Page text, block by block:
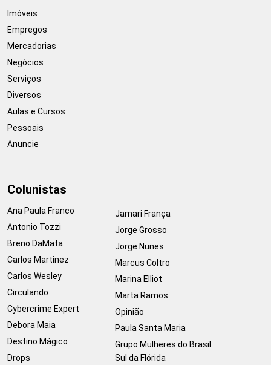
Imóveis
Empregos
Mercadorias
Negócios
Serviços
Diversos
Aulas e Cursos
Pessoais
Anuncie
Colunistas
Ana Paula Franco
Antonio Tozzi
Breno DaMata
Carlos Martinez
Carlos Wesley
Circulando
Cybercrime Expert
Debora Maia
Destino Mágico
Drops
Jamari França
Jorge Grosso
Jorge Nunes
Marcus Coltro
Marina Elliot
Marta Ramos
Opinião
Paula Santa Maria
Grupo Mulheres do Brasil
Sul da Flórida